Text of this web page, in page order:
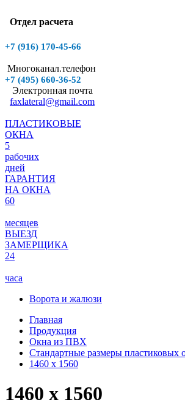
Отдел расчета
+7 (916) 170-45-66
Многоканал.телефон
+7 (495) 660-36-52
Электронная почта
faxlateral@gmail.com
ПЛАСТИКОВЫЕ
ОКНА
5
рабочих
дней
ГАРАНТИЯ
НА ОКНА
60
месяцев
ВЫЕЗД
ЗАМЕРЩИКА
24
часа
Ворота и жалюзи
Главная
Продукция
Окна из ПВХ
Стандартные размеры пластиковых
1460 x 1560
1460 x 1560